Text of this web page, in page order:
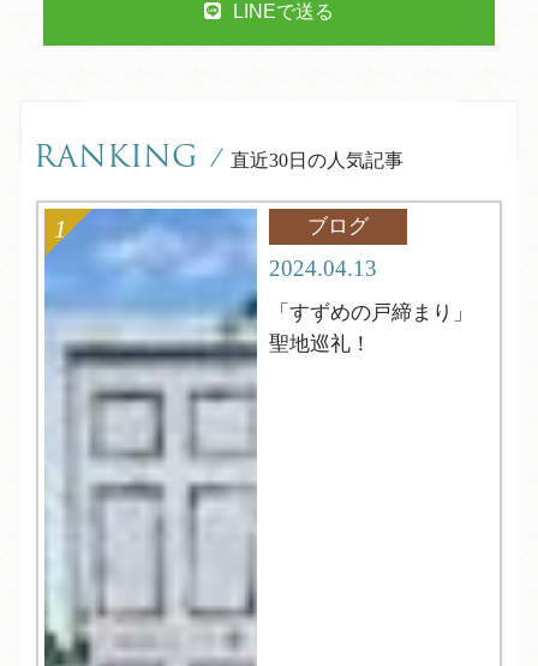
LINEで送る
RANKING / 直近30日の人気記事
ブログ
2024.04.13
「すずめの戸締まり」
聖地巡礼！